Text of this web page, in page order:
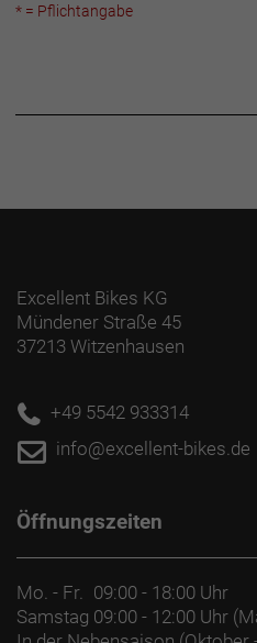
* = Pflichtangabe
Excellent Bikes KG
Mündener Straße 45
37213 Witzenhausen
+49 5542 933314
info@excellent-bikes.de
Öffnungszeiten
Mo. - Fr.
09:00 - 18:00 Uhr
Samstag 09:00 - 12:00 Uhr